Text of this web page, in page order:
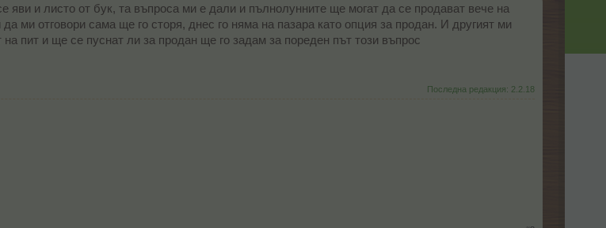
яви и листо от бук, та въпроса ми е дали и пълнолунните ще могат да се продават вече на
ми отговори сама ще го сторя, днес го няма на пазара като опция за продан. И другият ми
пит и ще се пуснат ли за продан ще го задам за пореден път този въпрос
Последна редакция: 2.2.18